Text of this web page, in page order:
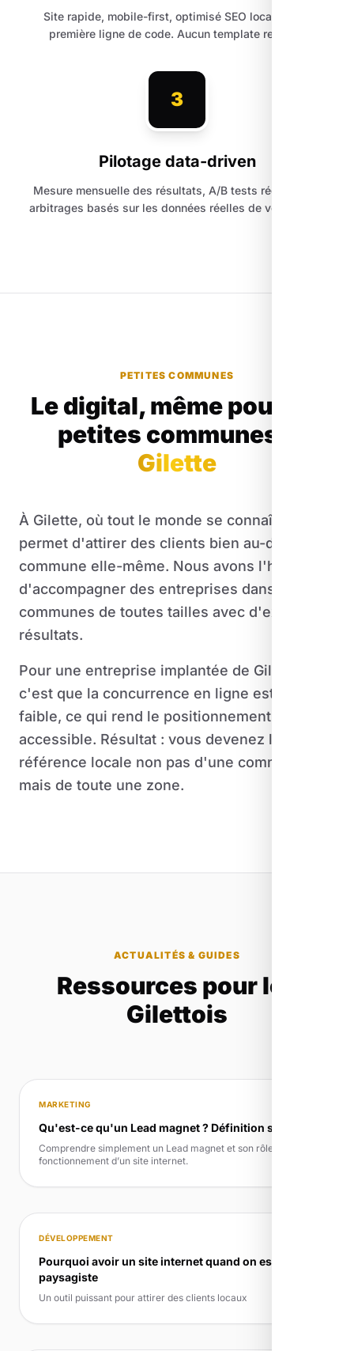
Site rapide, mobile-first, optimisé SEO local dès la
première ligne de code. Aucun template recyclé.
3
Pilotage data-driven
Mesure mensuelle des résultats, A/B tests réguliers et
arbitrages basés sur les données réelles de votre trafic.
PETITES COMMUNES
Le digital, même pour les
petites communes
Gilette
À Gilette, où tout le monde se connaît, le web
permet d'attirer des clients bien au-delà de la
commune elle-même. Nous avons l'habitude
d'accompagner des entreprises dans des
communes de toutes tailles avec d'excellents
résultats.
Pour une entreprise implantée de Gilette,
c'est que la concurrence en ligne est souvent
faible, ce qui rend le positionnement plus
accessible. Résultat : vous devenez la
référence locale non pas d'une commune,
mais de toute une zone.
ACTUALITÉS & GUIDES
Ressources pour les
Gilettois
MARKETING
Qu'est-ce qu'un Lead magnet ? Définition simple
Comprendre simplement un Lead magnet et son rôle dans le
fonctionnement d’un site internet.
DÉVELOPPEMENT
Pourquoi avoir un site internet quand on est
paysagiste
Un outil puissant pour attirer des clients locaux